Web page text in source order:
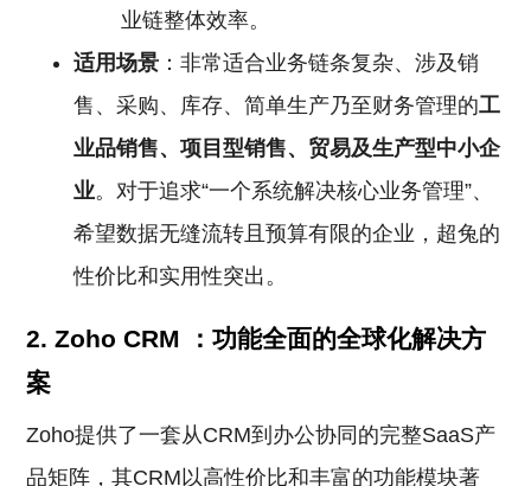
业链整体效率。
适用场景 ：非常适合业务链条复杂、涉及销
售、采购、库存、简单生产乃至财务管理的工
业品销售、项目型销售、贸易及生产型中小企
业。对于追求“一个系统解决核心业务管理”、
希望数据无缝流转且预算有限的企业，超兔的
性价比和实用性突出。
2. Zoho CRM
：功能全面的全球化解决方
案
Zoho提供了一套从CRM到办公协同的完整SaaS产
品矩阵，其CRM以高性价比和丰富的功能模块著